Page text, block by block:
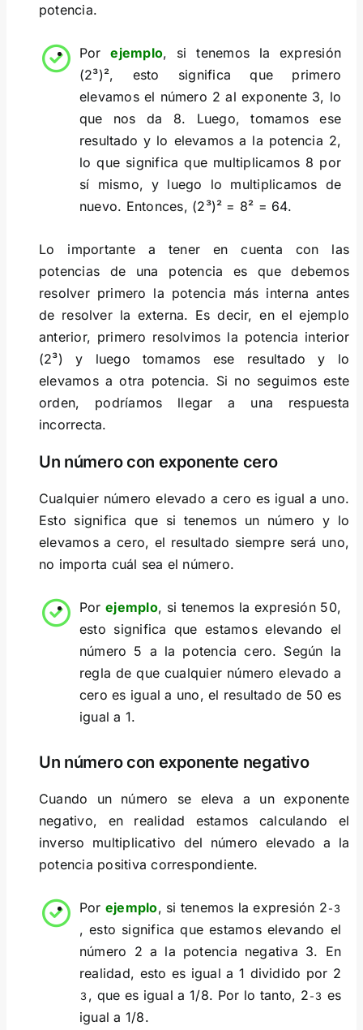
potencia.
Porejemplo, si tenemos la expresión
(2³)², esto significa que primero
elevamos el número 2 al exponente 3, lo
que nos da 8. Luego, tomamos ese
resultado y lo elevamos a la potencia 2,
lo que significa que multiplicamos 8 por
sí mismo, y luego lo multiplicamos de
nuevo. Entonces, (2³)² = 8² = 64.
Lo importante a tener en cuenta con las
potencias de una potencia es que debemos
resolver primero la potencia más interna antes
de resolver la externa. Es decir, en el ejemplo
anterior, primero resolvimos la potencia interior
(2³) y luego tomamos ese resultado y lo
elevamos a otra potencia. Si no seguimos este
orden, podríamos llegar a una respuesta
incorrecta.
Un número con exponente cero
Cualquier número elevado a cero es igual a uno.
Esto significa que si tenemos un número y lo
elevamos a cero, el resultado siempre será uno,
no importa cuál sea el número.
Porejemplo, si tenemos la expresión 50,
esto significa que estamos elevando el
número 5 a la potencia cero. Según la
regla de que cualquier número elevado a
cero es igual a uno, el resultado de 50 es
igual a 1.
Un número con exponente negativo
Cuando un número se eleva a un exponente
negativo, en realidad estamos calculando el
inverso multiplicativo del número elevado a la
potencia positiva correspondiente.
Por ejemplo, si tenemos la expresión 2 -3
, esto significa que estamos elevando el
número 2 a la potencia negativa 3. En
realidad, esto es igual a 1 dividido por 2
3 , que es igual a 1/8. Por lo tanto, 2 -3 es
igual a 1/8.